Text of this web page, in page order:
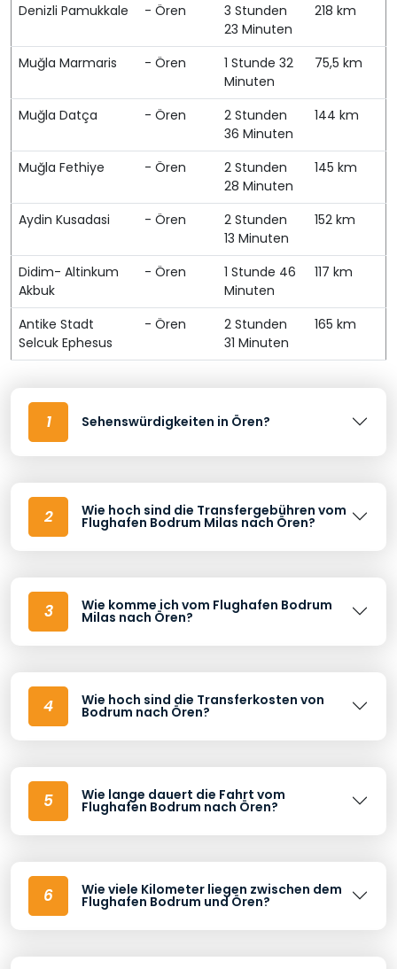
Denizli Pamukkale - Ören
3 Stunden
23 Minuten
218 km
Muğla Marmaris - Ören
1 Stunde 32
Minuten
75,5 km
Muğla Datça - Ören
2 Stunden
36 Minuten
144 km
Muğla Fethiye - Ören
2 Stunden
28 Minuten
145 km
Aydin Kusadasi - Ören
2 Stunden
13 Minuten
152 km
Didim- Altinkum
Akbuk
- Ören
1 Stunde 46
Minuten
117 km
Antike Stadt
Selcuk Ephesus
- Ören
2 Stunden
31 Minuten
165 km
1 Sehenswürdigkeiten in Ören?
2 Wie hoch sind die Transfergebühren vom
Flughafen Bodrum Milas nach Ören?
3 Wie komme ich vom Flughafen Bodrum
Milas nach Ören?
4 Wie hoch sind die Transferkosten von
Bodrum nach Ören?
5 Wie lange dauert die Fahrt vom
Flughafen Bodrum nach Ören?
6 Wie viele Kilometer liegen zwischen dem
Flughafen Bodrum und Ören?